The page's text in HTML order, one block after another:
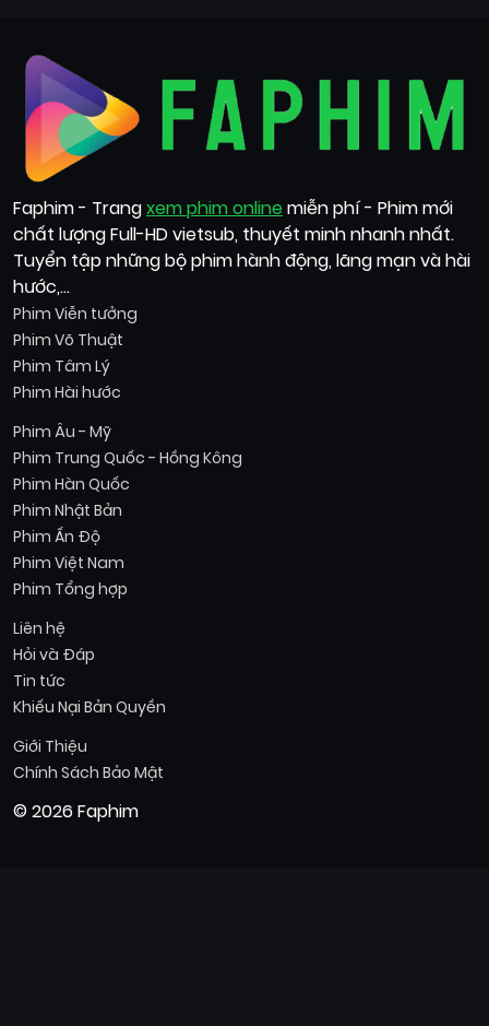
Faphim - Trangxem phim online miễn phí - Phim mới
chất lượng Full-HD vietsub, thuyết minh nhanh nhất.
Tuyển tập những bộ phim hành động, lãng mạn và hài
hước,...
Phim Viễn tưởng
Phim Võ Thuật
Phim Tâm Lý
Phim Hài hước
Phim Âu - Mỹ
Phim Trung Quốc - Hồng Kông
Phim Hàn Quốc
Phim Nhật Bản
Phim Ấn Độ
Phim Việt Nam
Phim Tổng hợp
Liên hệ
Hỏi và Đáp
Tin tức
Khiếu Nại Bản Quyền
Giới Thiệu
Chính Sách Bảo Mật
© 2026 Faphim